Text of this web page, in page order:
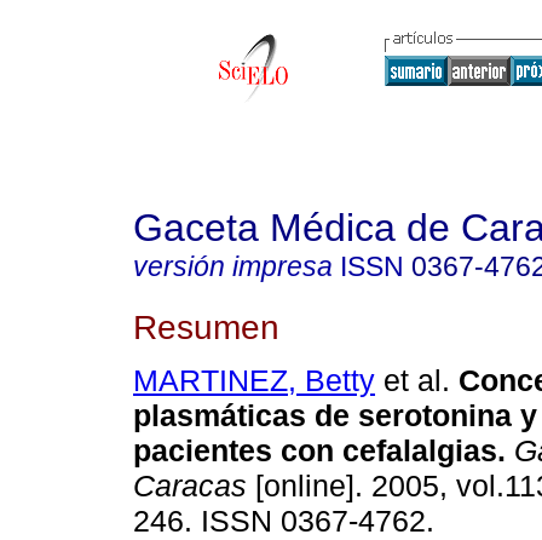
Gaceta Médica de
versión impresa ISSN 0367-
Resumen
MARTINEZ, Betty et al.
plasmáticas de serotonina
pacientes con cefalalgias.
Caracas [online]. 2005,
246. ISSN 0367-4762.